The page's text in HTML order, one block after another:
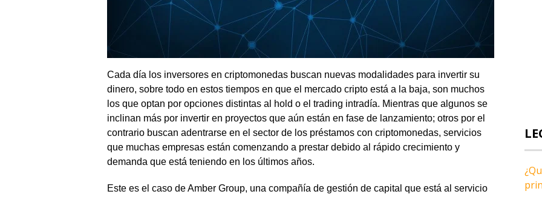
Cada día los inversores en criptomonedas buscan nuevas modalidades para invertir su
dinero, sobre todo en estos tiempos en que el mercado cripto está a la baja, son muchos
los que optan por opciones distintas al hold o el trading intradía. Mientras que algunos se
inclinan más por invertir en proyectos que aún están en fase de lanzamiento; otros por el
contrario buscan adentrarse en el sector de los préstamos con criptomonedas, servicios
que muchas empresas están comenzando a prestar debido al rápido crecimiento y
demanda que está teniendo en los últimos años.
Este es el caso de Amber Group, una compañía de gestión de capital que está al servicio